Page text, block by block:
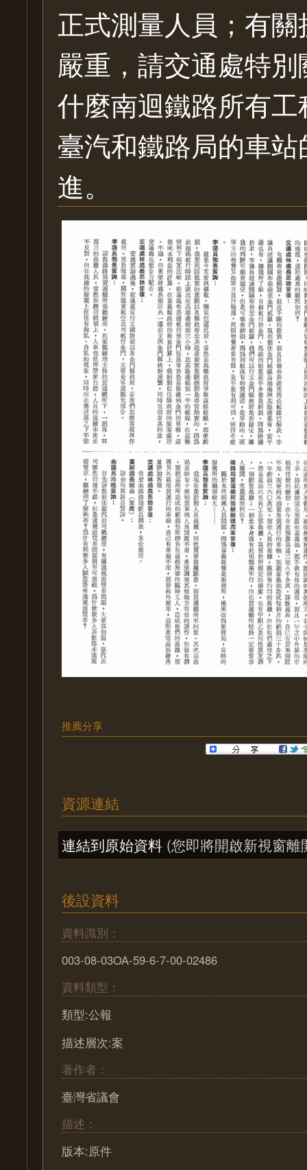
正式測量人員；有
嚴重，請交通處特
什麼南迴鐵路所有
臺汽和鐵路局的車
進。
推薦分享
資源連結
連結到原始資料 (您即將開啟新視窗離
後設資料
資料識別：
003-08-03OA-59-6-7-00-02486
資料類型：
類型:公報
描述層次:案
著作者：
臺灣省議會
描述：
版本:原件